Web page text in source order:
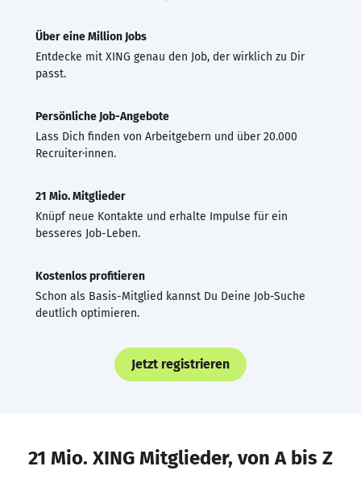
Über eine Million Jobs
Entdecke mit XING genau den Job, der wirklich zu Dir
passt.
Persönliche Job-Angebote
Lass Dich finden von Arbeitgebern und über 20.000
Recruiter·innen.
21 Mio. Mitglieder
Knüpf neue Kontakte und erhalte Impulse für ein
besseres Job-Leben.
Kostenlos profitieren
Schon als Basis-Mitglied kannst Du Deine Job-Suche
deutlich optimieren.
Jetzt registrieren
21 Mio. XING Mitglieder, von A bis Z